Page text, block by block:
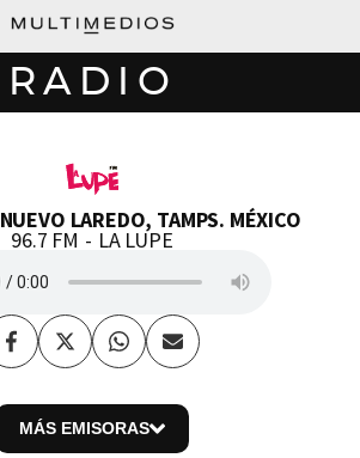
RADIO
NUEVO LAREDO, TAMPS. MÉXICO
96.7 FM LA LUPE
FacebookTwitterWhatsapp
Enviar
por
MÁS EMISORAS